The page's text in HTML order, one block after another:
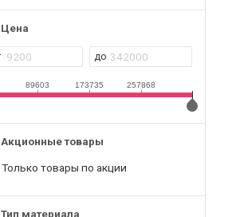
Цена
89603 173735 257868
Акционные товары
Только товары по акции
Тип материала